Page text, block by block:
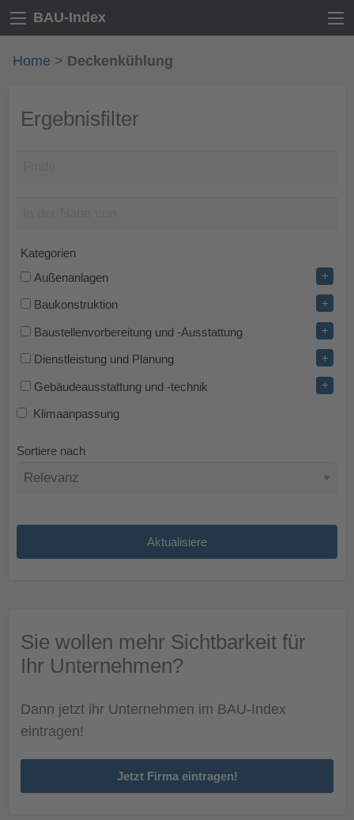
BAU-Index
Home > Deckenkühlung
Ergebnisfilter
Kategorien
Außenanlagen
+
Baukonstruktion +
Baustellenvorbereitung und -Ausstattung +
Dienstleistung und Planung +
Gebäudeausstattung und -technik +
Klimaanpassung
Sortiere nach
Sie wollen mehr Sichtbarkeit für
Ihr Unternehmen?
Dann jetzt ihr Unternehmen im BAU-Index
eintragen!
Jetzt Firma eintragen!